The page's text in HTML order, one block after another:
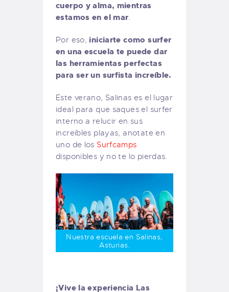
cuerpo y alma, mientras
estamos en el mar.
Por eso, iniciarte como surfer
en una escuela te puede dar
las herramientas perfectas
para ser un surfista increíble.
Este verano, Salinas es el lugar
ideal para que saques el surfer
interno a relucir en sus
increíbles playas, anotate en
uno de losSurfcamps
disponibles y no te lo pierdas.
Nuestra escuela en Salinas,
Asturias.
¡Vive la experiencia Las